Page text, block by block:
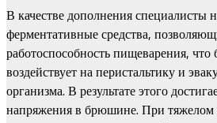
В качестве дополнения специалисты
ферментативные средства,
работоспособность пищеварения, что
воздействует на перистальтику и
организма. В результате этого
напряжения в брюшине. При тяжелом